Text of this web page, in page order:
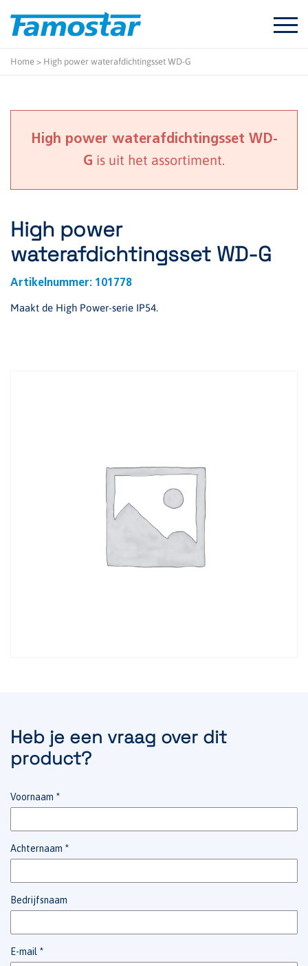
content
Home > High power waterafdichtingsset WD-G
High power waterafdichtingsset WD-
G is uit het assortiment.
High power
waterafdichtingsset WD-G
Artikelnummer: 101778
Maakt de High Power-serie IP54.
Heb je een vraag over dit
product?